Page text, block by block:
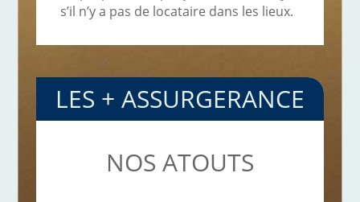
s’il n’y a pas de locataire dans les lieux.
LES + ASSURGERANCE
NOS ATOUTS